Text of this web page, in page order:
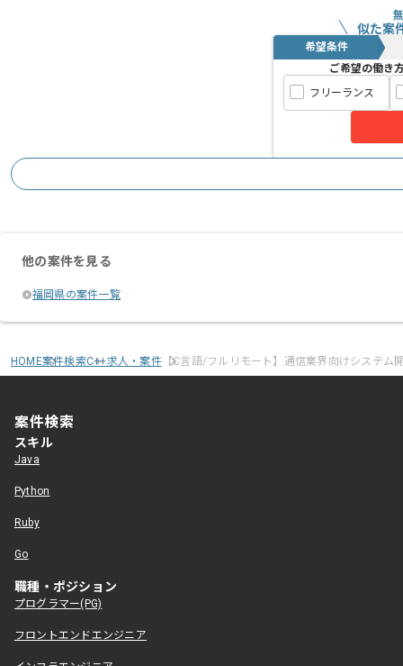
似た案
希望条件
ご希望の働き
フリーランス
他の案件を見る
福岡県の案件一覧
HOME案件検索C++求人・案件【C言語/フルリモート】通信業界向けシステム
案件検索
スキル
Java
Python
Ruby
Go
職種・ポジション
プログラマー(PG)
フロントエンドエンジニア